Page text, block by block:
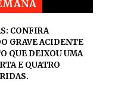
CONFIRA
GRAVE ACIDENTE
QUE DEIXOU UMA
E QUATRO